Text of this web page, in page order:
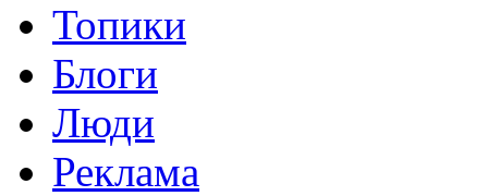
Топики
Блоги
Люди
Реклама